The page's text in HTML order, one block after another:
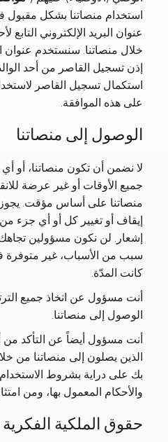
استخدام منصاتنا بشكل
عنوان البريد الإلكتروني
خلال منصاتنا. سنستخدم عنوان
إذن تسجيل القاصر من أحد
استكمال تسجيل القاصر
على هذه الموافقة.
الوصول إلى منصاتنا
لا نضمن أن تكون منصاتنا، أو
جميع الأوقات أو غير عرضة
منصاتنا على أساس مؤقت.
إيقاف أو تغيير كل أو أي جزء
إشعار. لن نكون مسؤولين تجاهك
سبب من الأسباب، غير
كانت المدّة.
أنت مسؤول عن اتخاذ جميع
الوصول إلى منصاتنا.
أنت مسؤول أيضاً عن التأكد
الذين يصلون إلى منصاتنا من
بك على دراية بشروط
والأحكام المعمول بها، ومن
حقوق الملكية الفكرية